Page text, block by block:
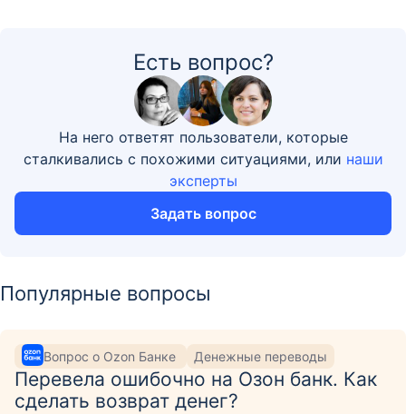
Есть вопрос?
На него ответят пользователи, которые
сталкивались с похожими ситуациями, или наши
эксперты
Задать вопрос
Популярные вопросы
Вопрос о Ozon Банке Денежные переводы
Перевела ошибочно на Озон банк. Как
сделать возврат денег?